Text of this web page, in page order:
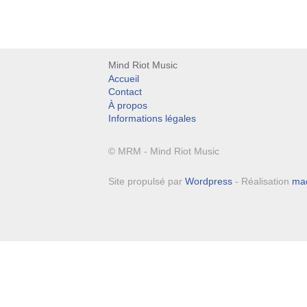
Mind Riot Music
Accueil
Contact
À propos
Informations légales
© MRM - Mind Riot Music
Site propulsé par Wordpress- Réalisation